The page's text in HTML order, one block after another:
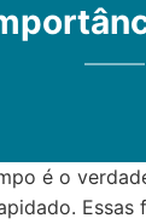
é o
Essas